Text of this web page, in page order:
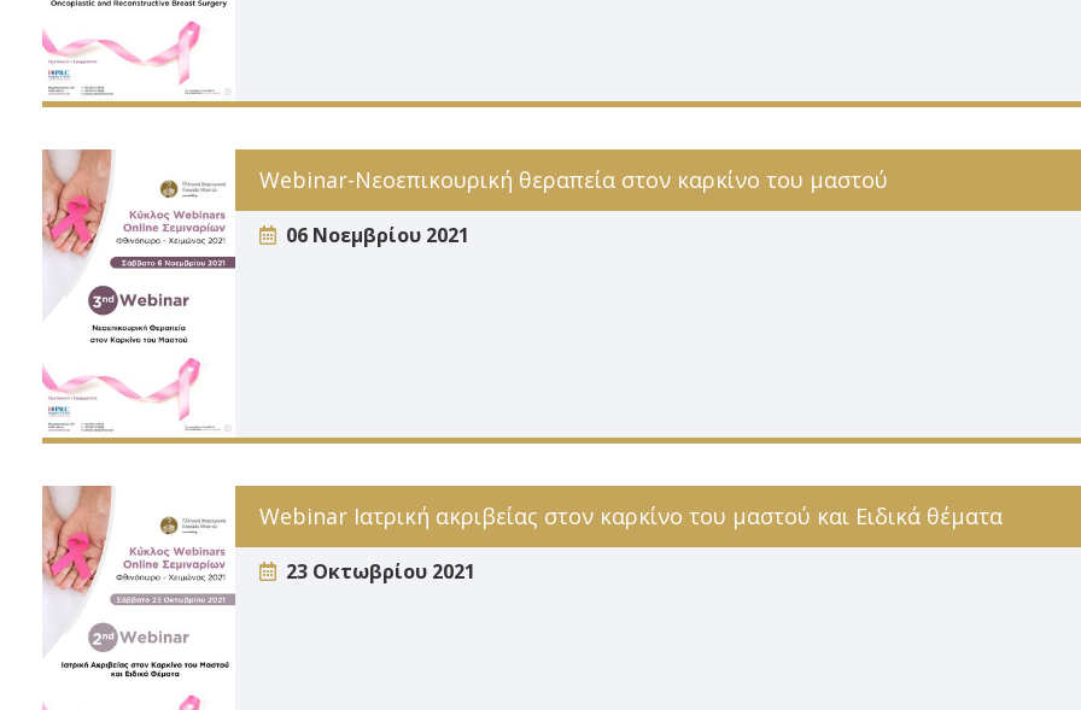
Webinar-Νεοεπικουρική θεραπεία στον καρκίνο του μαστού
06 Νοεμβρίου 2021
Webinar Ιατρική ακριβείας στον καρκίνο του μαστού και Ειδικά θέματα
23 Οκτωβρίου 2021